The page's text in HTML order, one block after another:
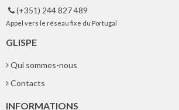
 (+351) 244 827 489
Appel vers le réseau fixe du Portugal
GLISPE
Qui sommes-nous
Contacts
INFORMATIONS